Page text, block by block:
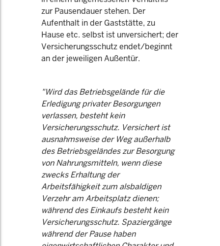
zur Pausendauer stehen. Der
Aufenthalt in der Gaststätte, zu
Hause etc. selbst ist unversichert; der
Versicherungsschutz endet/beginnt
an der jeweiligen Außentür.
"Wird das Betriebsgelände für die
Erledigung privater Besorgungen
verlassen, besteht kein
Versicherungsschutz. Versichert ist
ausnahmsweise der Weg außerhalb
des Betriebsgeländes zur Besorgung
von Nahrungsmitteln, wenn diese
zwecks Erhaltung der
Arbeitsfähigkeit zum alsbaldigen
Verzehr am Arbeitsplatz dienen;
während des Einkaufs besteht kein
Versicherungsschutz. Spaziergänge
während der Pause haben